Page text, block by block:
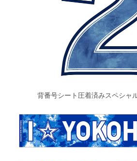
背番号シート圧着済みスペシャ